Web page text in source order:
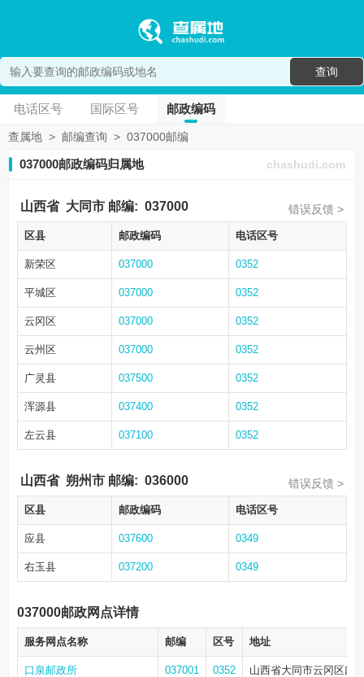
查询
电话区号 国际区号 邮政编码
查属地 > 邮编查询 > 037000邮编
037000邮政编码归属地 chashudi.com
山西省 大同市 邮编: 037000 错误反馈 >
区县 邮政编码 电话区号
新荣区 037000 0352
平城区 037000 0352
云冈区 037000 0352
云州区 037000 0352
广灵县 037500 0352
浑源县 037400 0352
左云县 037100 0352
山西省 朔州市 邮编: 036000 错误反馈 >
区县 邮政编码 电话区号
应县 037600 0349
右玉县 037200 0349
037000邮政网点详情
服务网点名称 邮编 区号 地址
口泉邮政所 037001 0352 山西省大同市云冈区口